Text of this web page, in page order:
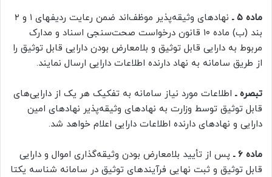
ماده ۵ ـ
نهادهای وثیقه‌پذیر موظف‌اند ضمن رعایت ردیفهای ۱ و ۲
بند (ب) ماده ۱۰ قانون درخواست صحت‌سنجی اسناد و مدارک
مربوط به دارایی قابل توثیق و بلامعارض بودن دارایی قابل توثیق را
از طریق سامانه به نهاد دارنده اطلاعات دارایی ارسال نمایند.
تبصره ـ اطلاعات مورد نیاز سامانه به تفکیک هر یک از دارایی‌های
قابل توثیق توسط وزارت به نهادهای وثیقه‌پذیر نهادهای امین
دارایی و نهادهای دارنده اطلاعات دارایی اعلام خواهد شد.
ماده ۶ ـ
پس از تأیید بلامعارض بودن وثیقه‌گذاری اموال و دارایی
قابل توثیق و ثبت نهایی فرآیندهای توثیق در سامانه شناسه یکتا